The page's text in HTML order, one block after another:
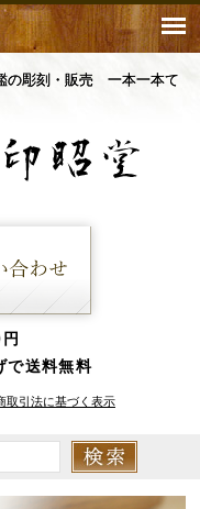
の彫刻・販売 一本一本て
で送料無料
取引法に基づく表示